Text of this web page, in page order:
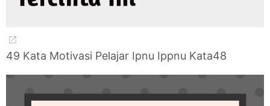
49 Kata Motivasi Pelajar Ipnu Ippnu Kata48